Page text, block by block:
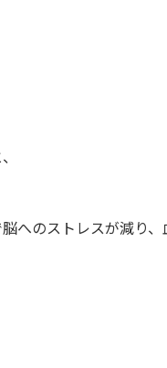
のストレスが減り、